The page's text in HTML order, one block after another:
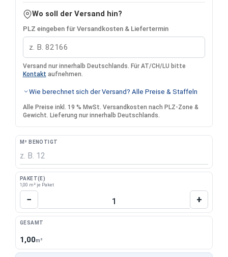
Wo soll der Versand hin?
PLZ eingeben für Versandkosten & Liefertermin
Versand nur innerhalb Deutschlands. Für AT/CH/LU bitte
Kontakt aufnehmen.
Wie berechnet sich der Versand? Alle Preise & Staffeln
Alle Preise inkl. 19 % MwSt. Versandkosten nach PLZ-Zone &
Gewicht. Lieferung nur innerhalb Deutschlands.
M² BENÖTIGT
PAKET(E)
1,00 m² je Paket
Produkt Anzahl: Gib den gewünschten
− +
GESAMT
1,00m²